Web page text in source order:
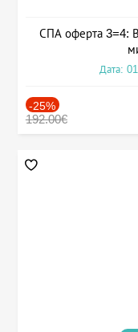
СПА оферта 3=4:
Дата:
-25%
192.00€